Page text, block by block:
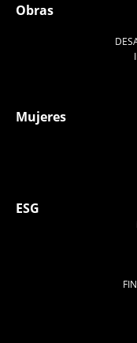
Obras
Mujeres
ESG